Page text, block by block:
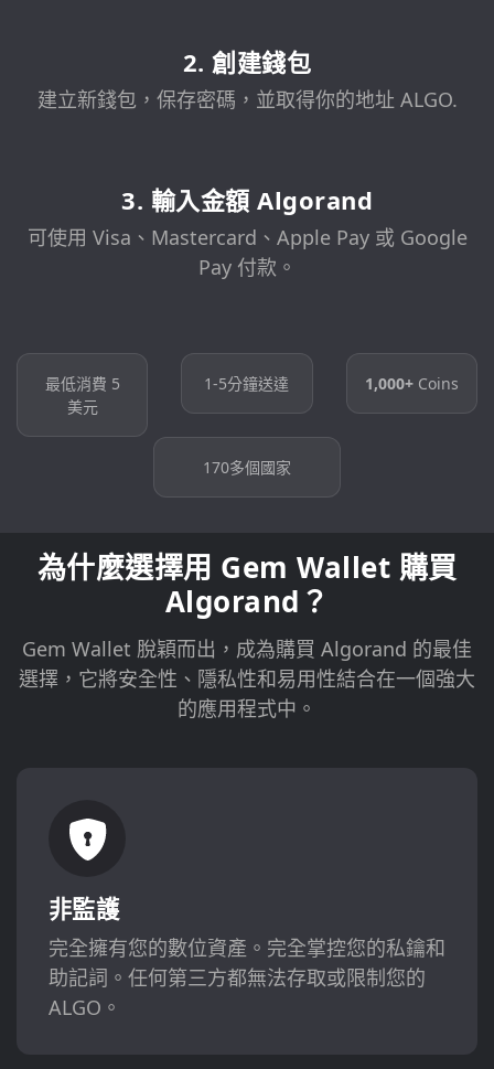
2. 創建錢包
建立新錢包，保存密碼，並取得你的地址 ALGO.
3. 輸入金額 Algorand
可使用 Visa、Mastercard、Apple Pay 或 Google
Pay 付款。
最低消費 5
美元
1-5分鐘送達 1,000+Coins
170多個國家
為什麼選擇用 Gem Wallet 購買
Algorand？
Gem Wallet 脫穎而出，成為購買 Algorand 的最佳
選擇，它將安全性、隱私性和易用性結合在一個強大
的應用程式中。
非監護
完全擁有您的數位資產。完全掌控您的私鑰和
助記詞。任何第三方都無法存取或限制您的
ALGO。